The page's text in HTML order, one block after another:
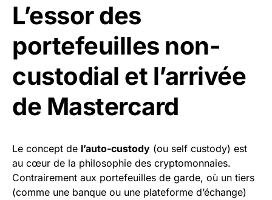
L’essor des
portefeuilles non-
custodial et l’arrivée
de Mastercard
Le concept de l’auto-custody (ou self custody) est
au cœur de la philosophie des cryptomonnaies.
Contrairement aux portefeuilles de garde, où un tiers
(comme une banque ou une plateforme d’échange)